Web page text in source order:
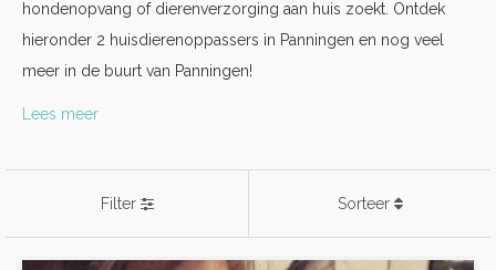
hondenopvang of dierenverzorging aan huis zoekt. Ontdek
hieronder 2 huisdierenoppassers in Panningen en nog veel
meer in de buurt van Panningen!
Lees meer
Filter Sorteer